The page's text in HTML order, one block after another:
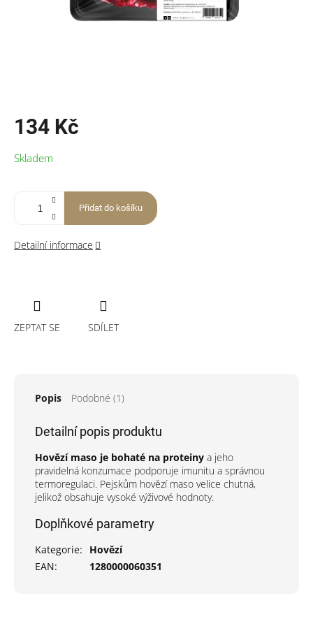
134 Kč
cena:
Skladem
Přidat do košíku
Detailní informace
ZEPTAT SE SDÍLET
Popis Podobné (1)
Detailní popis produktu
Hovězí maso je bohaté na proteiny a jeho
pravidelná konzumace podporuje imunitu a správnou
termoregulaci. Pejskům hovězí maso velice chutná,
jelikož obsahuje vysoké výživové hodnoty.
Doplňkové parametry
Kategorie:
Hovězí
EAN: 1280000060351